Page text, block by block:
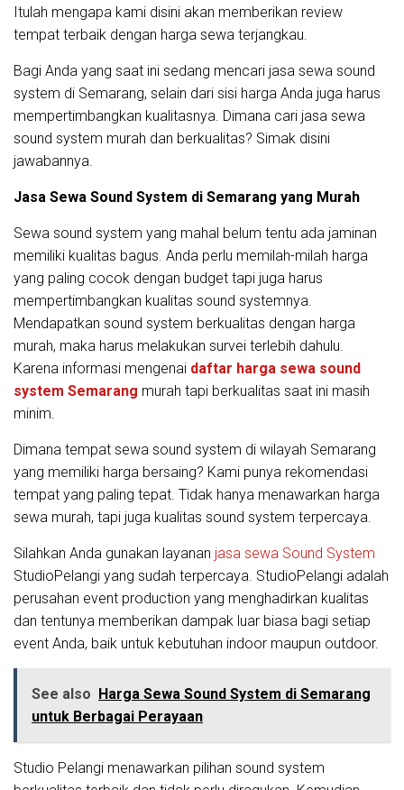
Itulah mengapa kami disini akan memberikan review
tempat terbaik dengan harga sewa terjangkau.
Bagi Anda yang saat ini sedang mencari jasa sewa sound
system di Semarang, selain dari sisi harga Anda juga harus
mempertimbangkan kualitasnya. Dimana cari jasa sewa
sound system murah dan berkualitas? Simak disini
jawabannya.
Jasa Sewa Sound System di Semarang yang Murah
Sewa sound system yang mahal belum tentu ada jaminan
memiliki kualitas bagus. Anda perlu memilah-milah harga
yang paling cocok dengan budget tapi juga harus
mempertimbangkan kualitas sound systemnya.
Mendapatkan sound system berkualitas dengan harga
murah, maka harus melakukan survei terlebih dahulu.
Karena informasi mengenai daftar harga sewa sound
system Semarang murah tapi berkualitas saat ini masih
minim.
Dimana tempat sewa sound system di wilayah Semarang
yang memiliki harga bersaing? Kami punya rekomendasi
tempat yang paling tepat. Tidak hanya menawarkan harga
sewa murah, tapi juga kualitas sound system terpercaya.
Silahkan Anda gunakan layanan jasa sewa Sound System
StudioPelangi yang sudah terpercaya. StudioPelangi adalah
perusahan event production yang menghadirkan kualitas
dan tentunya memberikan dampak luar biasa bagi setiap
event Anda, baik untuk kebutuhan indoor maupun outdoor.
See also
Harga Sewa Sound System di Semarang
untuk Berbagai Perayaan
Studio Pelangi menawarkan pilihan sound system